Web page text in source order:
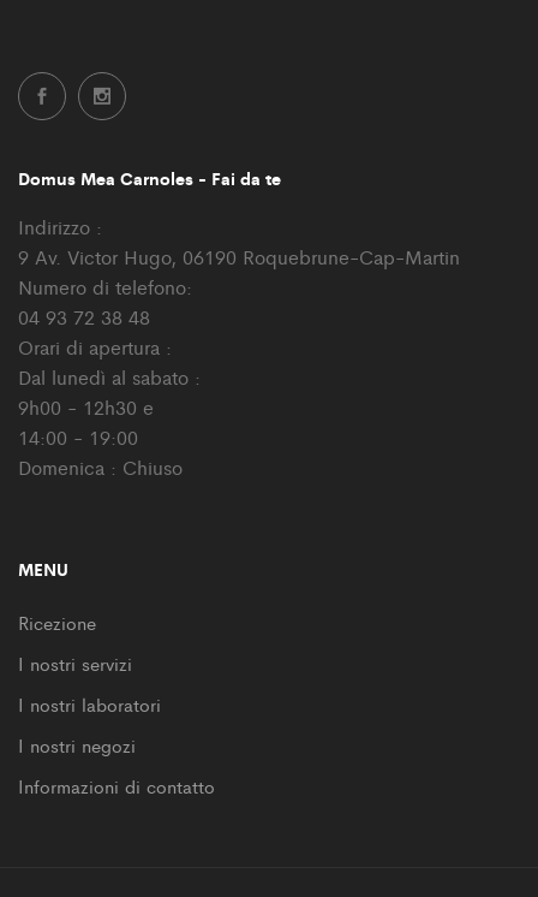
Domus Mea Carnoles - Fai da te
Indirizzo :
9 Av. Victor Hugo, 06190 Roquebrune-Cap-Martin
Numero di telefono:
04 93 72 38 48
Orari di apertura :
Dal lunedì al sabato :
9h00 - 12h30 e
14:00 - 19:00
Domenica : Chiuso
MENU
Ricezione
I nostri servizi
I nostri laboratori
I nostri negozi
Informazioni di contatto